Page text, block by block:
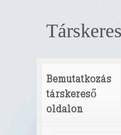
Bemutatkozás
társkereső
oldalon